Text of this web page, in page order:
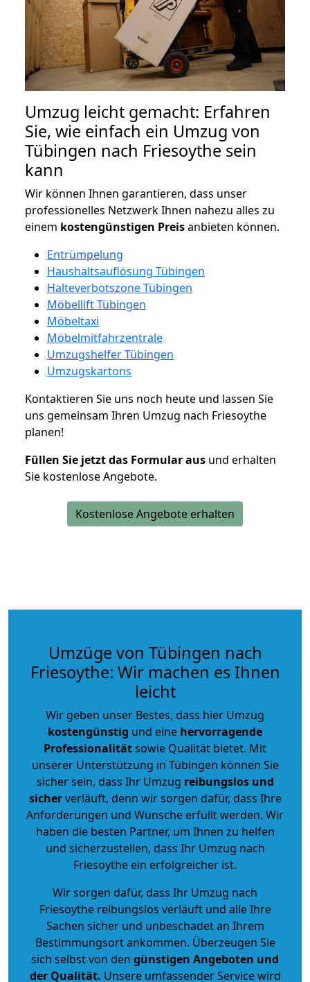
Umzug leicht gemacht: Erfahren
Sie, wie einfach ein Umzug von
Tübingen nach Friesoythe sein
kann
Wir können Ihnen garantieren, dass unser
professionelles Netzwerk Ihnen nahezu alles zu
einem kostengünstigen Preisanbieten können.
Entrümpelung
Haushaltsauflösung Tübingen
Halteverbotszone Tübingen
Möbellift Tübingen
Möbeltaxi
Möbelmitfahrzentrale
Umzugshelfer Tübingen
Umzugskartons
Kontaktieren Sie uns noch heute und lassen Sie
uns gemeinsam Ihren Umzug nach Friesoythe
planen!
Füllen Sie jetzt das Formular aus und erhalten
Sie kostenlose Angebote.
Kostenlose Angebote erhalten
Umzüge von Tübingen nach
Friesoythe: Wir machen es Ihnen
leicht
Wir geben unser Bestes, dass hier Umzug
kostengünstig und eine hervorragende
Professionalitätsowie Qualität bietet. Mit
unserer Unterstützung in Tübingen können Sie
sicher sein, dass Ihr Umzug reibungslos und
sicherverläuft, denn wir sorgen dafür, dass Ihre
Anforderungen und Wünsche erfüllt werden. Wir
haben die besten Partner, um Ihnen zu helfen
und sicherzustellen, dass Ihr Umzug nach
Friesoythe ein erfolgreicher ist.
Wir sorgen dafür, dass Ihr Umzug nach
Friesoythe reibungslos verläuft und alle Ihre
Sachen sicher und unbeschadet an Ihrem
Bestimmungsort ankommen. Überzeugen Sie
sich selbst von den günstigen Angeboten und
der Qualität. Unsere umfassender Service wird